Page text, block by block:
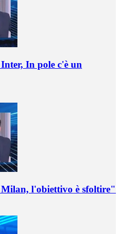
In pole c'è un
l'obiettivo è sfoltire"